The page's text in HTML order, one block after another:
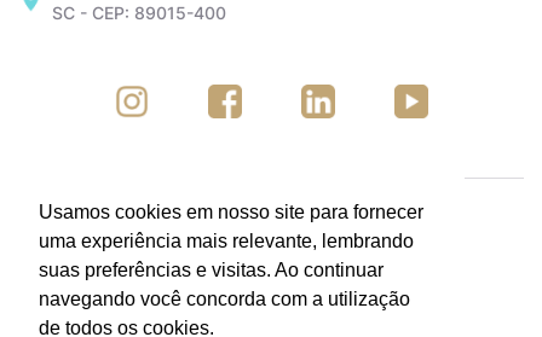
SC - CEP: 89015-400
Usamos cookies em nosso site para fornecer
uma experiência mais relevante, lembrando
suas preferências e visitas. Ao continuar
navegando você concorda com a utilização
de todos os cookies.